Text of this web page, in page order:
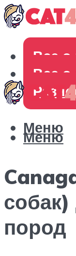
Все о
Все о
Меню
Меню
пород